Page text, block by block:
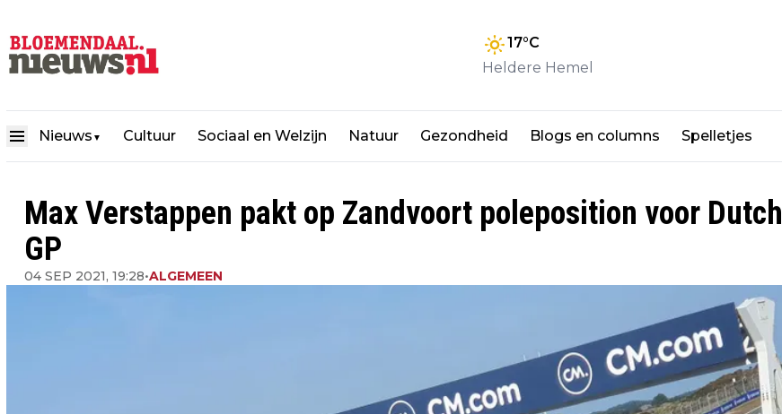
17°C
Heldere Hemel
Nieuws ▼ Cultuur Sociaal en Welzijn Natuur Gezondheid Blogs en columns Spelletjes
Max Verstappen pakt op Zandvoort poleposition voor Dutch
GP
04 SEP 2021, 19:28•ALGEMEEN